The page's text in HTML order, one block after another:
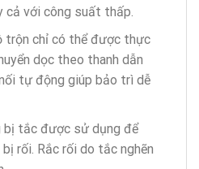
cả với công suất thấp.
trộn chỉ có thể được thực
dọc theo thanh dẫn
tự động giúp bảo trì dễ
bị tắc được sử dụng để
rối. Rắc rối do tắc nghẽn